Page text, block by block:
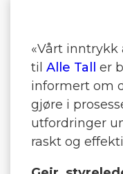
«Vårt inntrykk
til Alle Tall
er
informert om
gjøre i
utfordringer
raskt og